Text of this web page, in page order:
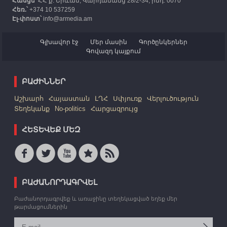
Հեռ.՝+374 10 537259
Էլ-փոստ՝info@armedia.am
Գլխավոր էջ Մեր մասին
Գործընկերներ
Գովազդ կայքում
ԲԱԺԻՆՆԵՐ
Աշխարհ Հայաստան ԼՂՀ Սփյուռք
Վերլուծություն
Տեղեկանք
No-politics Հարցազրույց
ՀԵՏԵՎԵՔ ՄԵԶ
ԲԱԺԱՆՈՐԴԱԳՐՎԵԼ
Բաժանորդագրվեք և առաջինը տեղեկացված եղեք մեր
թարմացումներին